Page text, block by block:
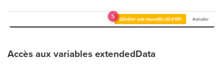
Accès aux variables extendedData